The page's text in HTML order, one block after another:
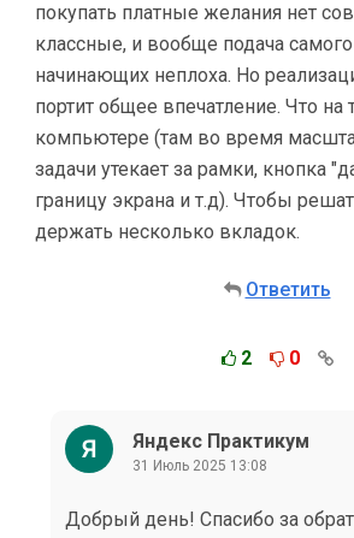
покупать платные желания нет
классные, и вообще подача
начинающих неплоха. Но
портит общее впечатление. Что на
компьютере (там во время
задачи утекает за рамки, кнопка
границу экрана и т.д). Чтобы
держать несколько вкладок.
Ответить
2 0
Яндекс Практикум
31 Июль 2025 13:08
Добрый день! Спасибо за